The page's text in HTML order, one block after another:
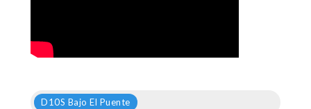
D10S Bajo El Puente